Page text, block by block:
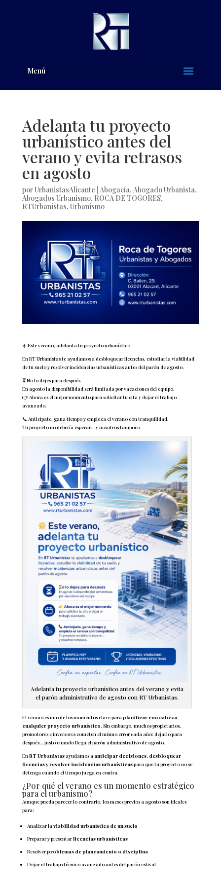
Menú
Adelanta tu proyecto
urbanístico antes del
verano y evita retrasos
en agosto
porUrbanistasAlicante Abogacía, Abogado Urbanista,
Abogados Urbanismo, ROCA DE TOGORES,
RTUrbanistas, Urbanismo
☀️ Este verano, adelanta tu proyecto urbanístico
En RT Urbanistas te ayudamos a desbloquear licencias, estudiar la viabilidad
de tu suelo y resolver incidencias urbanísticas antes del parón de agosto.
⏳ No lo dejes para después
En agosto la disponibilidad será limitada por vacaciones del equipo.
👉 Ahora es el mejor momento para solicitar tu cita y dejar el trabajo
avanzado.
📞 Anticípate, gana tiempo y empieza el verano con tranquilidad.
Tu proyecto no debería esperar… y nosotros tampoco.
Adelanta tu proyecto urbanístico antes del verano y evita
el parón administrativo de agosto con RT Urbanistas.
El verano es uno de los momentos clave paraplanificar con cabeza
cualquier proyecto urbanístico. Sin embargo, muchos propietarios,
promotores e inversores cometen el mismo error cada año: dejarlo para
después… justo cuando llega el parón administrativo de agosto.
EnRT Urbanistasayudamos a anticipar decisiones, desbloquear
licencias y resolver incidencias urbanísticaspara que tu proyecto no se
detenga cuando el tiempo juega en contra.
¿Por qué el verano es un momento estratégico
para el urbanismo?
Aunque pueda parecer lo contrario, los meses previos a agosto son ideales
para:
Analizar laviabilidad urbanística de un suelo
Preparar y presentarlicencias urbanísticas
Resolverproblemas de planeamiento o disciplina
Dejar el trabajo técnico avanzado antes del parón estival